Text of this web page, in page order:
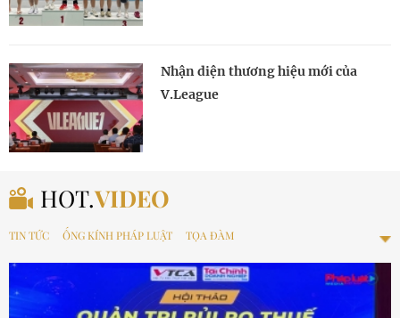
Nhận diện thương hiệu mới của
V.League
HOT.VIDEO
TIN TỨC ỐNG KÍNH PHÁP LUẬT TỌA ĐÀM